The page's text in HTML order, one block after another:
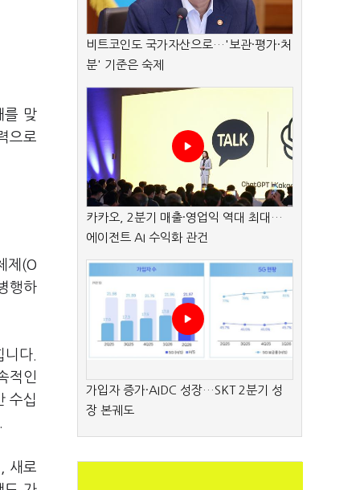
를 맞
으로
제(O
행하
다.
적인
수십
새로
비트코인도 국가자산으로…'보관·평가·처
분' 기준은 숙제
카카오, 2분기 매출·영업익 역대 최대…
에이전트 AI 수익화 관건
가입자 증가·AIDC 성장…SKT 2분기 성
장 본궤도